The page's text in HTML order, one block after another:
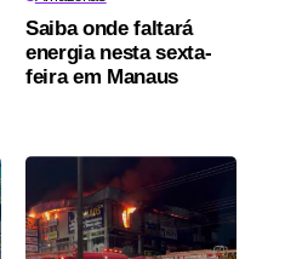
Saiba onde faltará
energia nesta sexta-
feira em Manaus